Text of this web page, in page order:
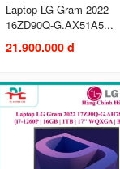
Laptop LG Gram 2022
16ZD90Q-G.AX51A5...
21.900.000 đ